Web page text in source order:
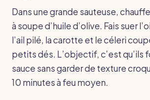
Dans une grande sauteuse,
à soupe d’huile d’olive. Fais suer
l’ail pilé, la carotte et le céleri
petits dés. L’objectif, c’est qu’ils
sauce sans garder de texture
10 minutes à feu moyen.